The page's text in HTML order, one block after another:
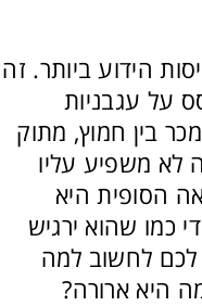
הידוע ביותר. זה
על עגבניות
בין חמוץ, מתוק
לא משפיע עליו
הסופית היא
כמו שהוא ירגיש
לחשוב למה
היא ארורה?